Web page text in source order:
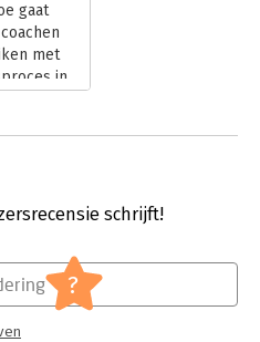
gaat
met
in
schrijft!
?